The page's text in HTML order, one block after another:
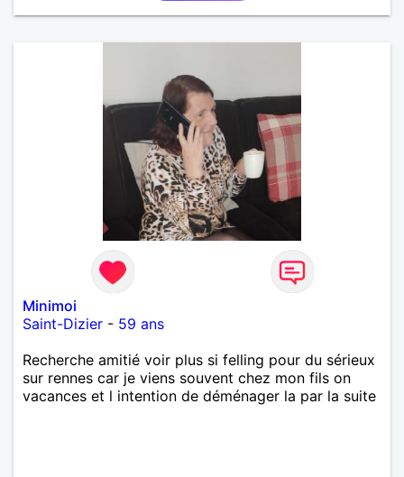
Minimoi
Saint-Dizier - 59 ans
Recherche amitié voir plus si felling pour du sérieux
sur rennes car je viens souvent chez mon fils on
vacances et l intention de déménager la par la suite